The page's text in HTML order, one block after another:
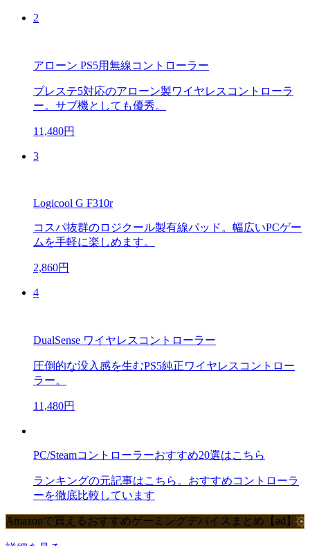
2
アローン PS5用無線コントローラー
プレステ5対応のアローン製ワイヤレスコントローラ
ー。サブ機としても優秀。
11,480円
3
Logicool G F310r
コスパ抜群のロジクール製有線パッド。幅広いPCゲー
ムを手軽に楽しめます。
2,860円
4
DualSense ワイヤレスコントローラー
圧倒的な没入感を生むPS5純正ワイヤレスコントロー
ラー。
11,480円
PC/Steamコントローラーおすすめ20選はこちら
ランキングの元記事はこちら。おすすめコントローラ
ーを徹底比較しています
Amazonで買えるおすすめゲーミングデバイスまとめ【ad】